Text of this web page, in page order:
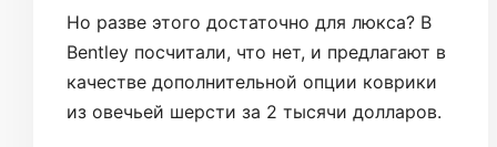
Но разве этого достаточно для люкса? В
Bentley посчитали, что нет, и предлагают в
качестве дополнительной опции коврики
из овечьей шерсти за 2 тысячи долларов.